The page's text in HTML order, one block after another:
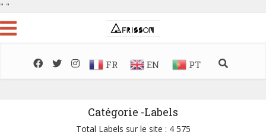
" "
FR EN PT
Catégorie -Labels
Total Labels sur le site : 4 575